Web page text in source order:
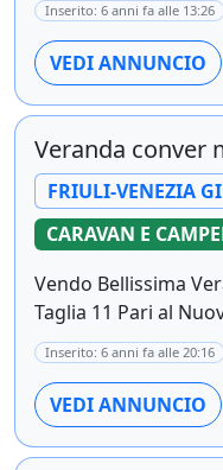
Inserito: 6 anni fa alle 13:26
VEDI ANNUNCIO
Veranda conver
FRIULI-VENEZIA
CARAVAN E
Vendo Bellissima
Taglia 11 Pari al
Inserito: 6 anni fa alle 20:16
VEDI ANNUNCIO